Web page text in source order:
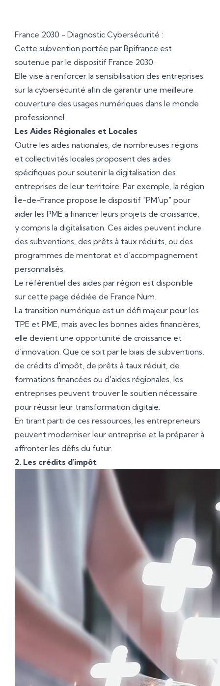
France 2030 - Diagnostic Cybersécurité :
Cette subvention portée par Bpifrance est
soutenue par le dispositif France 2030.
Elle vise à renforcer la sensibilisation des entreprises
sur la cybersécurité afin de garantir une meilleure
couverture des usages numériques dans le monde
professionnel.
Les Aides Régionales et Locales
Outre les aides nationales, de nombreuses régions
et collectivités locales proposent des aides
spécifiques pour soutenir la digitalisation des
entreprises de leur territoire. Par exemple, la région
Île-de-France propose le dispositif "PM'up" pour
aider les PME à financer leurs projets de croissance,
y compris la digitalisation. Ces aides peuvent inclure
des subventions, des prêts à taux réduits, ou des
programmes de mentorat et d'accompagnement
personnalisés.
Le référentiel des aides par région est disponible
sur cette page dédiée de France Num.
La transition numérique est un défi majeur pour les
TPE et PME, mais avec les bonnes aides financières,
elle devient une opportunité de croissance et
d'innovation. Que ce soit par le biais de subventions,
de crédits d'impôt, de prêts à taux réduit, de
formations financées ou d'aides régionales, les
entreprises peuvent trouver le soutien nécessaire
pour réussir leur transformation digitale.
En tirant parti de ces ressources, les entrepreneurs
peuvent moderniser leur entreprise et la préparer à
affronter les défis du futur.
2. Les crédits d'impôt